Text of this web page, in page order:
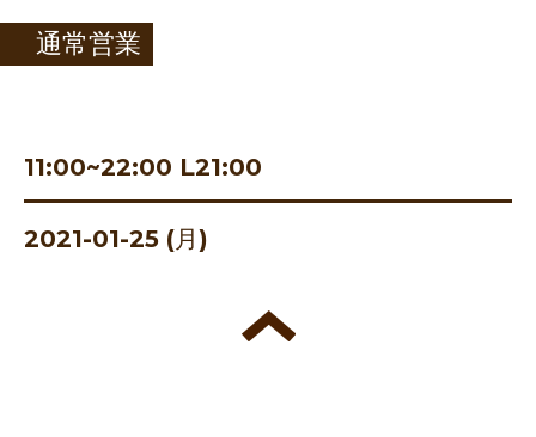
通常営業
11:00~22:00 L21:00
2021-01-25 (月)